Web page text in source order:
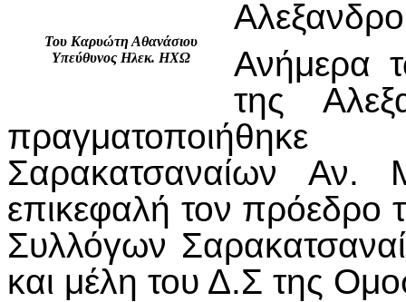
Του Καρυώτη Αθανάσιου
Υπεύθυνος Ηλεκ. ΗΧΩ
Ανήμερα
της
Σαρακατσαναίων Αν.
επικεφαλή τον πρόεδρο
Συλλόγων
και μέλη του Δ.Σ της